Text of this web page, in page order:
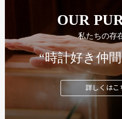
OUR
私たちの存
“時計好き仲
詳しくはこ